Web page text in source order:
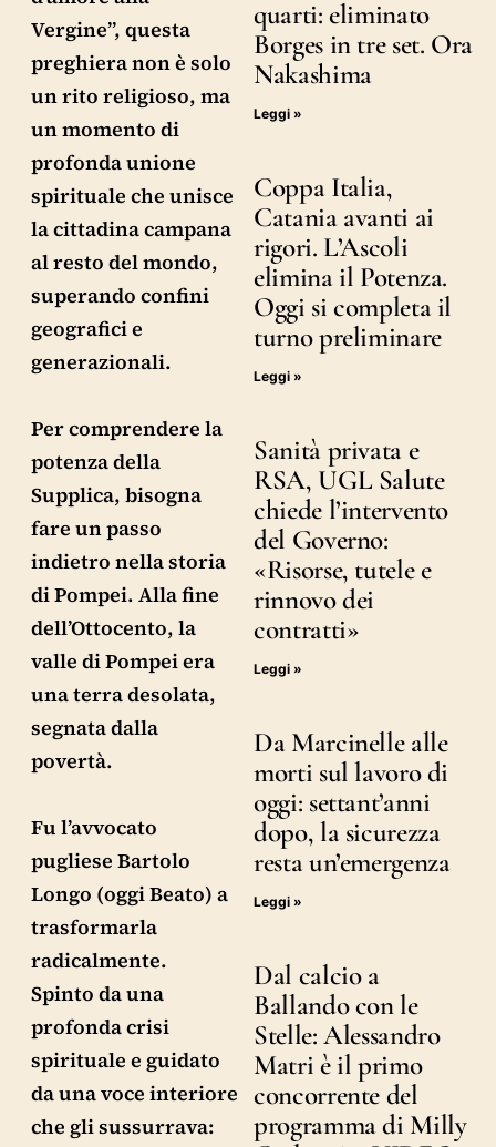
Vergine”, questa
preghiera non è solo
un rito religioso, ma
un momento di
profonda unione
spirituale che unisce
la cittadina campana
al resto del mondo,
superando confini
geografici e
generazionali.
Per comprendere la
potenza della
Supplica, bisogna
fare un passo
indietro nella storia
di Pompei. Alla fine
dell’Ottocento, la
valle di Pompei era
una terra desolata,
segnata dalla
povertà.
Fu l’avvocato
pugliese Bartolo
Longo (oggi Beato) a
trasformarla
radicalmente.
Spinto da una
profonda crisi
spirituale e guidato
da una voce interiore
che gli sussurrava:
quarti: eliminato
Borges in tre set. Ora
Nakashima
Leggi »
Coppa Italia,
Catania avanti ai
rigori. L’Ascoli
elimina il Potenza.
Oggi si completa il
turno preliminare
Leggi »
Sanità privata e
RSA, UGL Salute
chiede l’intervento
del Governo:
«Risorse, tutele e
rinnovo dei
contratti»
Leggi »
Da Marcinelle alle
morti sul lavoro di
oggi: settant’anni
dopo, la sicurezza
resta un’emergenza
Leggi »
Dal calcio a
Ballando con le
Stelle: Alessandro
Matri è il primo
concorrente del
programma di Milly